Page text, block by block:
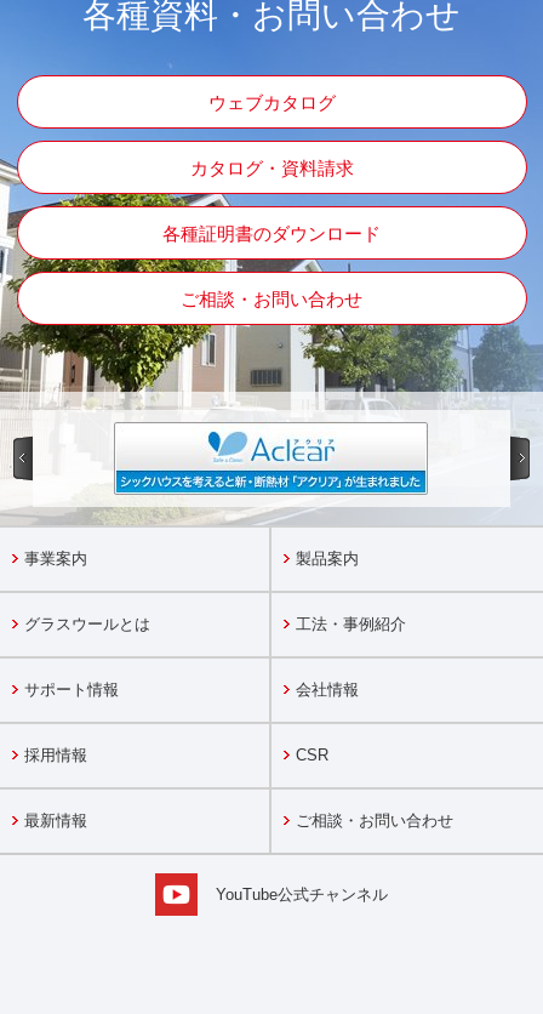
各種資料・お問い合わせ
ウェブカタログ
カタログ・資料請求
各種証明書のダウンロード
ご相談・お問い合わせ
事業案内 製品案内
グラスウールとは 工法・事例紹介
サポート情報 会社情報
採用情報 CSR
最新情報 ご相談・お問い合わせ
YouTube公式チャンネル